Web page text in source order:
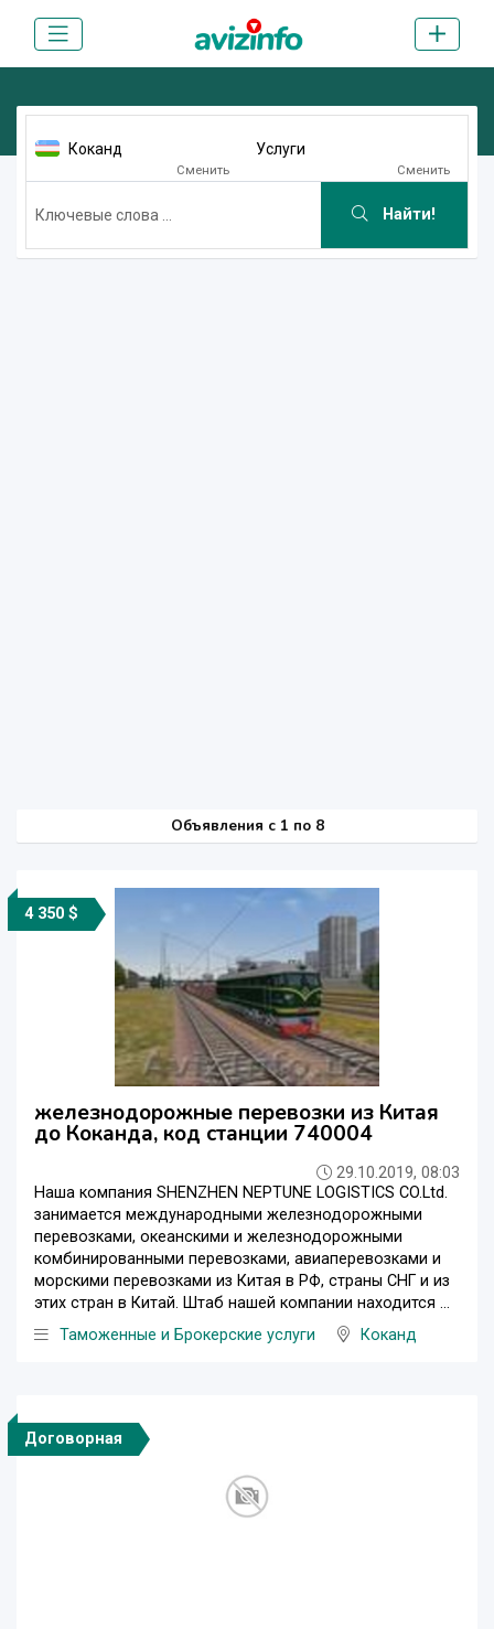
Коканд
Сменить
Услуги
Сменить
Найти!
Объявления c 1 по 8
4 350 $
железнодорожные перевозки из Китая
до Коканда, код станции 740004
29.10.2019, 08:03
Наша компания SHENZHEN NEPTUNE LOGISTICS CO.Ltd.
занимается международными железнодорожными
перевозками, океанскими и железнодорожными
комбинированными перевозками, авиаперевозками и
морскими перевозками из Китая в РФ, страны СНГ и из
этих стран в Китай. Штаб нашей компании находится ...
Таможенные и Брокерские услуги
Коканд
Договорная